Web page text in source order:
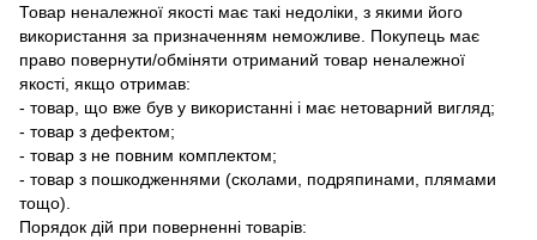
Товар неналежної якості має такі недоліки, з якими його
використання за призначенням неможливе. Покупець має
право повернути/обміняти отриманий товар неналежної
якості, якщо отримав:
- товар, що вже був у використанні і має нетоварний вигляд;
- товар з дефектом;
- товар з не повним комплектом;
- товар з пошкодженнями (сколами, подряпинами, плямами
тощо).
Порядок дій при поверненні товарів: